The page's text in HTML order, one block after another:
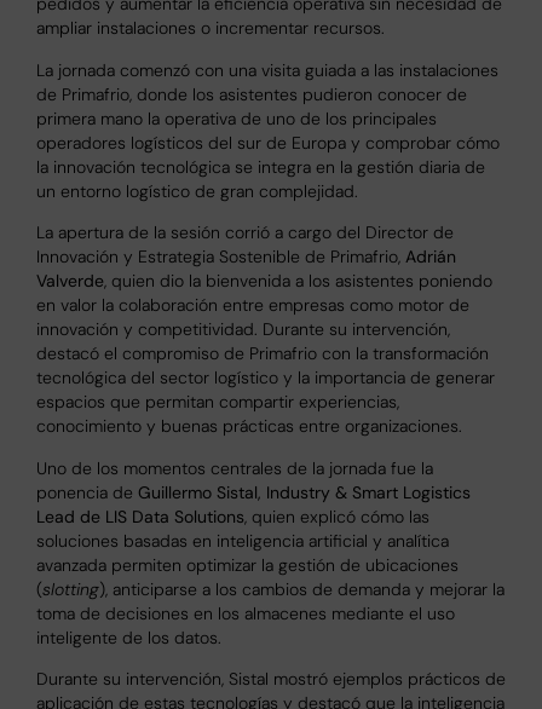
ampliar instalaciones o incrementar recursos.
La jornada comenzó con una visita guiada a las instalaciones
de Primafrio, donde los asistentes pudieron conocer de
primera mano la operativa de uno de los principales
operadores logísticos del sur de Europa y comprobar cómo
la innovación tecnológica se integra en la gestión diaria de
un entorno logístico de gran complejidad.
La apertura de la sesión corrió a cargo del Director de
Innovación y Estrategia Sostenible de Primafrio, Adrián
Valverde, quien dio la bienvenida a los asistentes poniendo
en valor la colaboración entre empresas como motor de
innovación y competitividad. Durante su intervención,
destacó el compromiso de Primafrio con la transformación
tecnológica del sector logístico y la importancia de generar
espacios que permitan compartir experiencias,
conocimiento y buenas prácticas entre organizaciones.
Uno de los momentos centrales de la jornada fue la
ponencia de Guillermo Sistal, Industry & Smart Logistics
Lead de LIS Data Solutions , quien explicó cómo las
soluciones basadas en inteligencia artificial y analítica
avanzada permiten optimizar la gestión de ubicaciones
(slotting), anticiparse a los cambios de demanda y mejorar la
toma de decisiones en los almacenes mediante el uso
inteligente de los datos.
Durante su intervención, Sistal mostró ejemplos prácticos de
aplicación de estas tecnologías y destacó que la inteligencia